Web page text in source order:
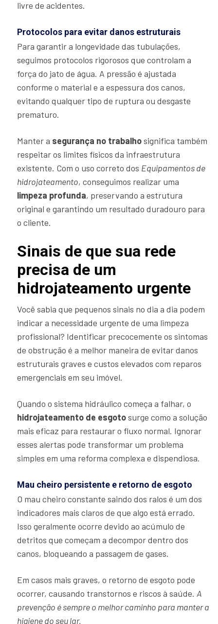
livre de acidentes.
Protocolos para evitar danos estruturais
Para garantir a longevidade das tubulações,
seguimos protocolos rigorosos que controlam a
força do jato de água. A pressão é ajustada
conforme o material e a espessura dos canos,
evitando qualquer tipo de ruptura ou desgaste
prematuro.
Manter a segurança no trabalhosignifica também
respeitar os limites físicos da infraestrutura
existente. Com o uso correto dos Equipamentos de
hidrojateamento, conseguimos realizar uma
limpeza profunda, preservando a estrutura
original e garantindo um resultado duradouro para
o cliente.
Sinais de que sua rede
precisa de um
hidrojateamento urgente
Você sabia que pequenos sinais no dia a dia podem
indicar a necessidade urgente de uma limpeza
profissional? Identificar precocemente os sintomas
de obstrução é a melhor maneira de evitar danos
estruturais graves e custos elevados com reparos
emergenciais em seu imóvel.
Quando o sistema hidráulico começa a falhar, o
hidrojateamento de esgotosurge como a solução
mais eficaz para restaurar o fluxo normal. Ignorar
esses alertas pode transformar um problema
simples em uma reforma complexa e dispendiosa.
Mau cheiro persistente e retorno de esgoto
O mau cheiro constante saindo dos ralos é um dos
indicadores mais claros de que algo está errado.
Isso geralmente ocorre devido ao acúmulo de
detritos que começam a decompor dentro dos
canos, bloqueando a passagem de gases.
Em casos mais graves, o retorno de esgoto pode
ocorrer, causando transtornos e riscos à saúde. A
prevenção é sempre o melhor caminho para manter a
higiene do seu lar.